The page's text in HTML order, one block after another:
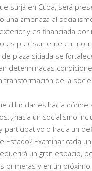
surja en Cuba, será
una amenaza al
y es financiada por
es precisamente en
de plaza sitiada se
determinadas
transformación de la
dilucidar es hacia dónde
¿hacia un socialismo
participativo o hacia un
Estado? Examinar cada
un gran espacio,
primeras y en un